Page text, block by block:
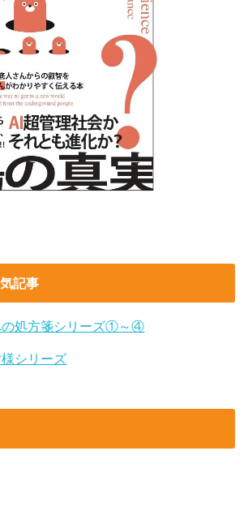
記事
の処方箋シリーズ①～④
様シリーズ